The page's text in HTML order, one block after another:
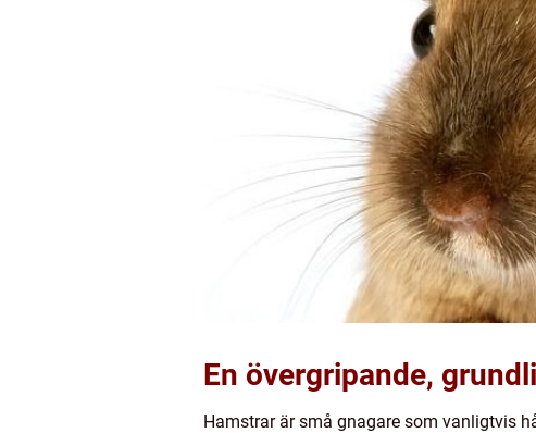
En övergripande,
Hamstrar är små gnagare som vanligtvis